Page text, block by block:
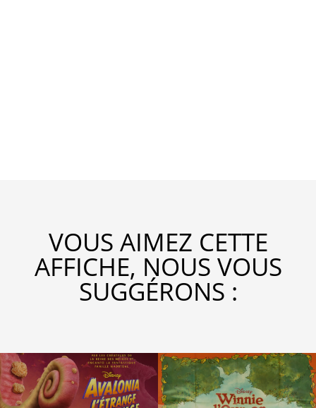
VOUS AIMEZ CETTE
AFFICHE, NOUS VOUS
SUGGÉRONS :